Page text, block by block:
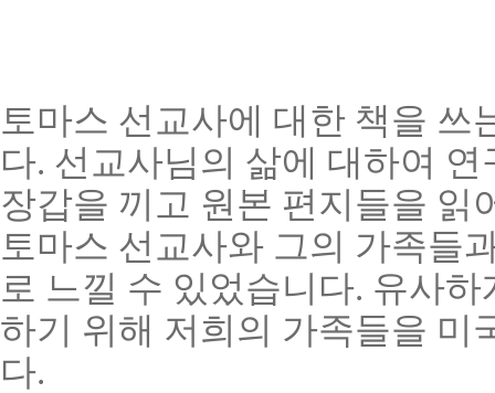
토마스 선교사에 대한 책을
다. 선교사님의 삶에 대하여
장갑을 끼고 원본 편지들을 읽
토마스 선교사와 그의 가족들
로 느낄 수 있었습니다. 유사
하기 위해 저희의 가족들을 미
다.